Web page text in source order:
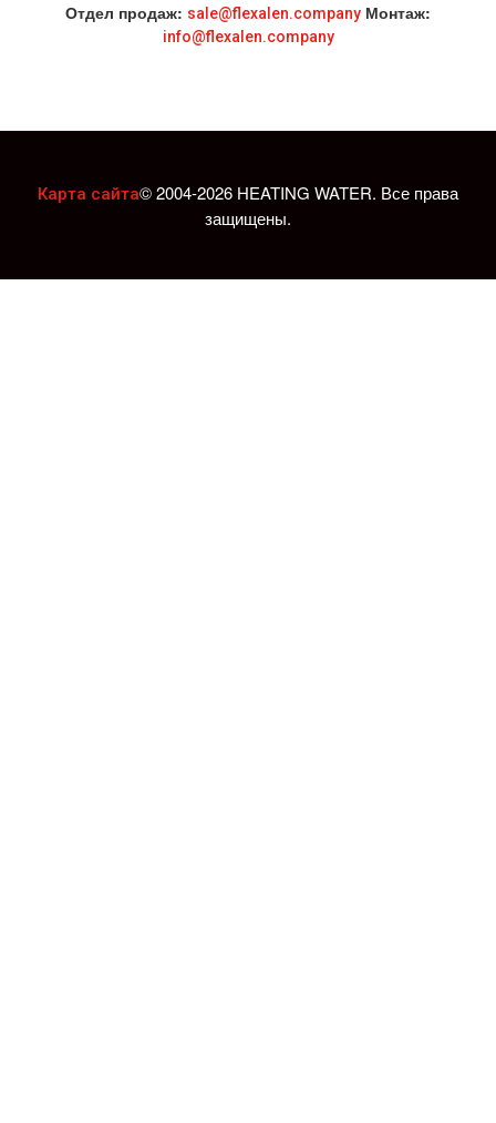
Отдел продаж: sale@flexalen.company Монтаж:
info@flexalen.company
Карта сайта© 2004-2026 HEATING WATER. Все права
защищены.